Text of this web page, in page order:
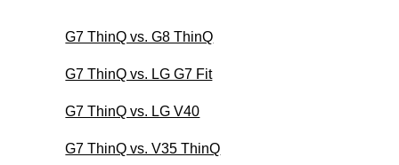
G7 ThinQ vs. G8 ThinQ
G7 ThinQ vs. LG G7 Fit
G7 ThinQ vs. LG V40
G7 ThinQ vs. V35 ThinQ